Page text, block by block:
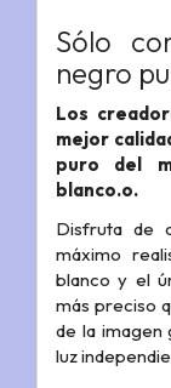
Sólo
negro
Los
mejor
puro del
blanco.o.
Disfruta de
máximo
blanco y el
más preciso
de la imagen
luz